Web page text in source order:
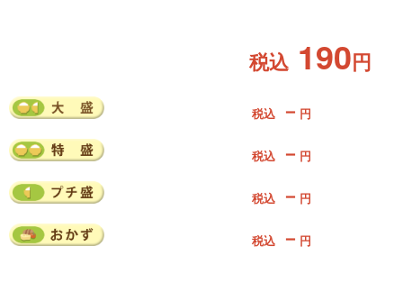
税込190円
税込 － 円
税込 － 円
税込 － 円
税込 － 円